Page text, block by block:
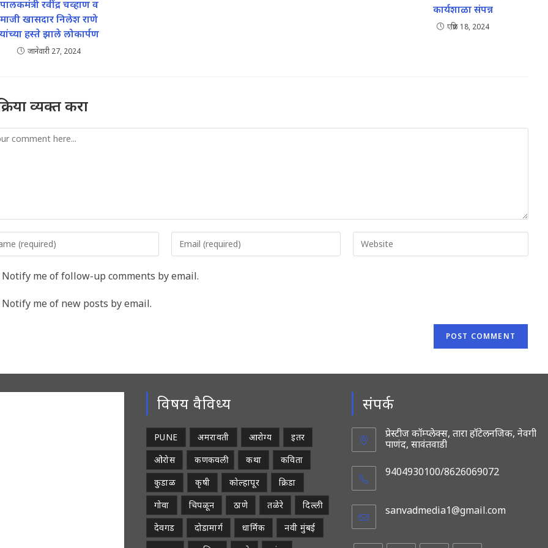
पालकमंत्री रवींद्र चव्हाण व
माजी खासदार निलेश राणे
यांच्या हस्ते झाले लोकार्पण
जानेवारी 27, 2024
कार्यशाळा संपन्न
एप्रिल 18, 2024
व्यक्त करा
your
address
your
Notify me of follow-up comments by email.
Notify me of new posts by email.
विषय वैविध्य
PUNE अमरावती आरोग्य
इतर
ओरोस
कणकवली कथा
कविता
कुडाळ
कृषी कोल्हापूर
क्रिडा
गोवा
चिपळून ठाणे तळेरे
दिल्ली
देवगड
दोडामार्ग धार्मिक
नवी मुंबई
संपर्क
प्रेस्टीज कॉम्प्लेक्स, तारा हॉटेलनजिक, नेवगी
पाणंद, सावंतवाडी
9404930100/8626069072
sanvadmedia1@gmail.com